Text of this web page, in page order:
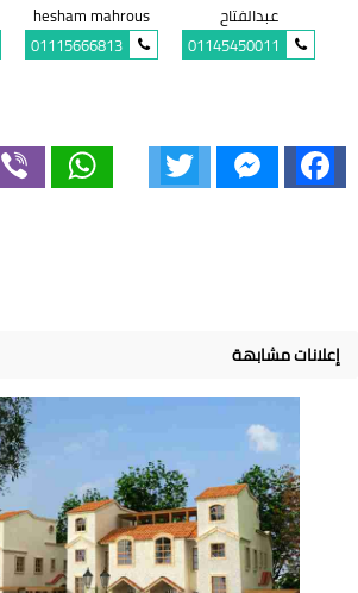
عبدالفتاح
01145450011
hesham mahrous
01115666813
Facebook
Messenger
WhatsApp
إعلانات مشابهة